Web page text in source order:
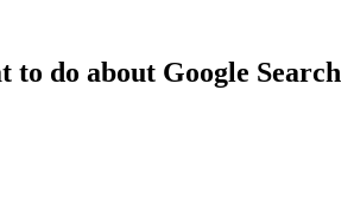
do about Google Search